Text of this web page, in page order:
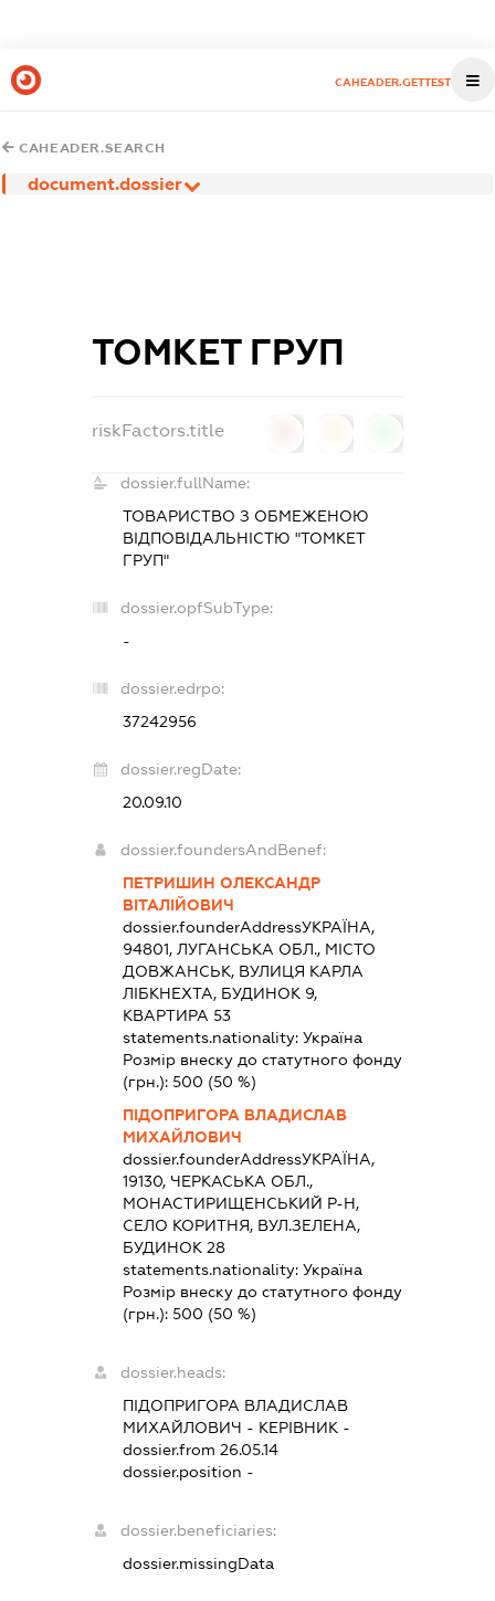
CAHEADER.GETTEST
CAHEADER.SEARCH
document.dossier
ТОМКЕТ ГРУП
riskFactors.title
dossier.fullName:
ТОВАРИСТВО З ОБМЕЖЕНОЮ
ВІДПОВІДАЛЬНІСТЮ "ТОМКЕТ
ГРУП"
dossier.opfSubType:
-
dossier.edrpo:
37242956
dossier.regDate:
20.09.10
dossier.foundersAndBenef:
ПЕТРИШИН ОЛЕКСАНДР
ВІТАЛІЙОВИЧ
dossier.founderAddressУКРАЇНА,
94801, ЛУГАНСЬКА ОБЛ., МІСТО
ДОВЖАНСЬК, ВУЛИЦЯ КАРЛА
ЛІБКНЕХТА, БУДИНОК 9,
КВАРТИРА 53
statements.nationality:Україна
Розмір внеску до статутного фонду
(грн.):500 (50 %)
ПІДОПРИГОРА ВЛАДИСЛАВ
МИХАЙЛОВИЧ
dossier.founderAddressУКРАЇНА,
19130, ЧЕРКАСЬКА ОБЛ.,
МОНАСТИРИЩЕНСЬКИЙ Р-Н,
СЕЛО КОРИТНЯ, ВУЛ.ЗЕЛЕНА,
БУДИНОК 28
statements.nationality:Україна
Розмір внеску до статутного фонду
(грн.):500 (50 %)
dossier.heads:
ПІДОПРИГОРА ВЛАДИСЛАВ
МИХАЙЛОВИЧ - КЕРІВНИК -
dossier.from 26.05.14
dossier.position -
dossier.beneficiaries:
dossier.missingData